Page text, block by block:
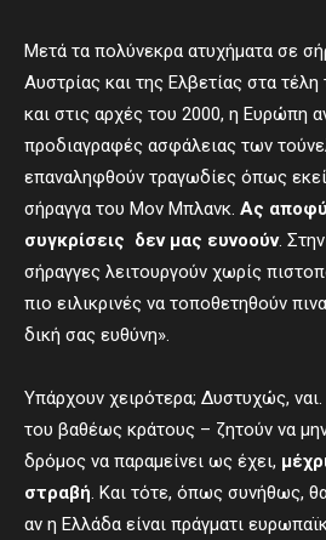
Μετά τα πολύνεκρα ατυχήματα σε
Αυστρίας και της Ελβετίας στα τέλη
και στις αρχές του 2000, η Ευρώπη
προδιαγραφές ασφάλειας των
επαναληφθούν τραγωδίες όπως
σήραγγα του Μον Μπλανκ. Ας
συγκρίσεις δεν μας ευνοούν.
σήραγγες λειτουργούν χωρίς
πιο ειλικρινές να τοποθετηθούν
δική σας ευθύνη».
Υπάρχουν χειρότερα; Δυστυχώς,
του βαθέως κράτους – ζητούν να
δρόμος να παραμείνει ως έχει,
στραβή. Και τότε, όπως συνήθως,
αν η Ελλάδα είναι πράγματι